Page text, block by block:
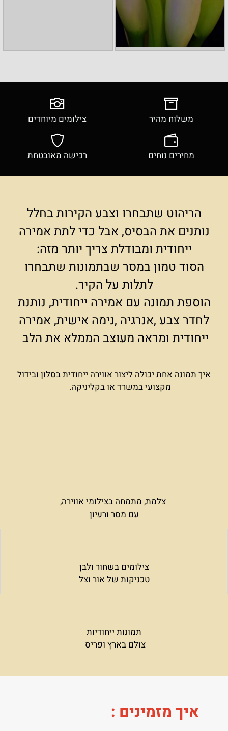
משלוח מהיר צילומים מיוחדים
מחירים נוחים רכישה מאובטחת
הריהוט שתבחרו וצבע הקירות בחלל
נותנים את הבסיס, אבל כדי לתת אמירה
ייחודית ומבודלת צריך יותר מזה:
הסוד טמון במסר שבתמונות שתבחרו
לתלות על הקיר.
הוספת תמונה עם אמירה ייחודית, נותנת
לחדר צבע ,אנרגיה ,נימה אישית, אמירה
ייחודית ומראה מעוצב הממלא את הלב
איך תמונה אחת יכולה ליצור אווירה ייחודית בסלון ובידול
מקצועי במשרד או בקליניקה.
צלמת, מתמחה בצילומי אווירה,
עם מסר ורעיון
צילומים בשחור ולבן
טכניקות של אור וצל
תמונות ייחודיות
צולם בארץ ופריס
איך מזמינים :